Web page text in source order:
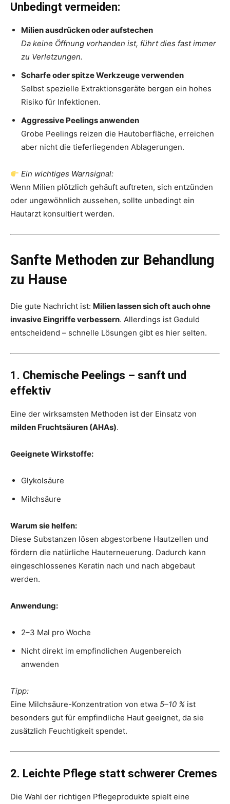
Unbedingt vermeiden:
Milien ausdrücken oder aufstechen
Da keine Öffnung vorhanden ist, führt dies fast immer
zu Verletzungen.
Scharfe oder spitze Werkzeuge verwenden
Selbst spezielle Extraktionsgeräte bergen ein hohes
Risiko für Infektionen.
Aggressive Peelings anwenden
Grobe Peelings reizen die Hautoberfläche, erreichen
aber nicht die tieferliegenden Ablagerungen.
Ein wichtiges Warnsignal:
Wenn Milien plötzlich gehäuft auftreten, sich entzünden
oder ungewöhnlich aussehen, sollte unbedingt ein
Hautarzt konsultiert werden.
Sanfte Methoden zur Behandlung
zu Hause
Die gute Nachricht ist: Milien lassen sich oft auch ohne
invasive Eingriffe verbessern. Allerdings ist Geduld
entscheidend – schnelle Lösungen gibt es hier selten.
1. Chemische Peelings – sanft und
effektiv
Eine der wirksamsten Methoden ist der Einsatz von
milden Fruchtsäuren (AHAs).
Geeignete Wirkstoffe:
Glykolsäure
Milchsäure
Warum sie helfen:
Diese Substanzen lösen abgestorbene Hautzellen und
fördern die natürliche Hauterneuerung. Dadurch kann
eingeschlossenes Keratin nach und nach abgebaut
werden.
Anwendung:
2–3 Mal pro Woche
Nicht direkt im empfindlichen Augenbereich
anwenden
Tipp:
Eine Milchsäure-Konzentration von etwa 5–10 % ist
besonders gut für empfindliche Haut geeignet, da sie
zusätzlich Feuchtigkeit spendet.
2. Leichte Pflege statt schwerer Cremes
Die Wahl der richtigen Pflegeprodukte spielt eine